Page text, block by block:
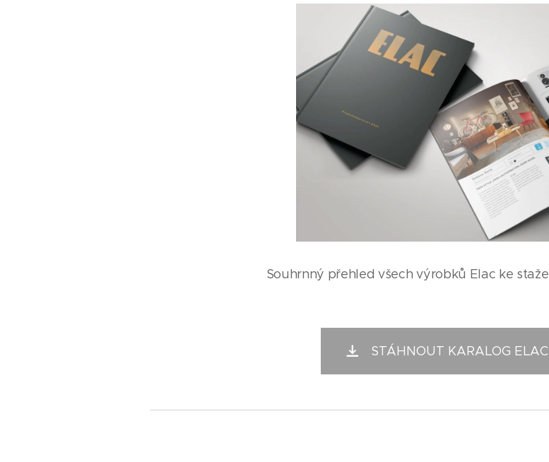
Souhrnný přehled všech výrobků Elac ke
STÁHNOUT KARALOG